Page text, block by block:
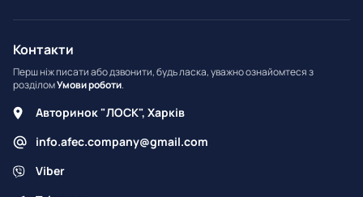
Контакти
Перш ніж писати або дзвонити, будь ласка, уважно ознайомтеся з
розділомУмови роботи.
Авторинок "ЛОСК", Харків
info.afec.company@gmail.com
Viber